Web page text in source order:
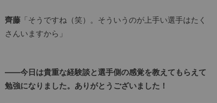
齊藤 「そうですね（笑）。そういうのが上手い選手はたく
さんいますから」
――今日は貴重な経験談と選手側の感覚を教えてもらえて
勉強になりました。ありがとうございました！